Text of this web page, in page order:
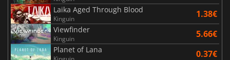
Laika Aged Through Blood
Kinguin 1.38€
Viewfinder
Kinguin 5.66€
Planet of Lana 0.37€